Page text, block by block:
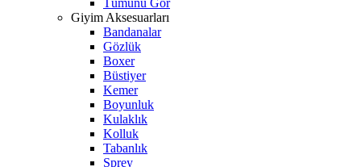
Tümünü Gör
Giyim Aksesuarları
Bandanalar
Gözlük
Boxer
Büstiyer
Kemer
Boyunluk
Kulaklık
Kolluk
Tabanlık
Sprey